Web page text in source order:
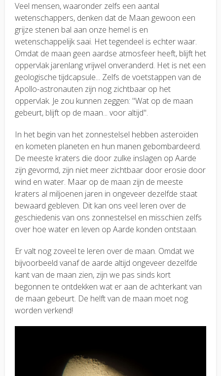
Veel mensen, waaronder zelfs een aantal
wetenschappers, denken dat de Maan gewoon een
grijze stenen bal aan onze hemel is en
wetenschappelijk saai. Het tegendeel is echter waar.
Omdat de maan geen aardse atmosfeer heeft, blijft het
oppervlak jarenlang vrijwel onveranderd. Het is net een
geologische tijdcapsule... Zelfs de voetstappen van de
Apollo-astronauten zijn nog zichtbaar op het
oppervlak. Je zou kunnen zeggen: "Wat op de maan
gebeurt, blijft op de maan... voor altijd".
In het begin van het zonnestelsel hebben asteroïden
en kometen planeten en hun manen gebombardeerd.
De meeste kraters die door zulke inslagen op Aarde
zijn gevormd, zijn niet meer zichtbaar door erosie door
wind en water. Maar op de maan zijn de meeste
kraters al miljoenen jaren in ongeveer dezelfde staat
bewaard gebleven. Dit kan ons veel leren over de
geschiedenis van ons zonnestelsel en misschien zelfs
over hoe water en leven op Aarde konden ontstaan.
Er valt nog zoveel te leren over de maan. Omdat we
bijvoorbeeld vanaf de aarde altijd ongeveer dezelfde
kant van de maan zien, zijn we pas sinds kort
begonnen te ontdekken wat er aan de achterkant van
de maan gebeurt. De helft van de maan moet nog
worden verkend!